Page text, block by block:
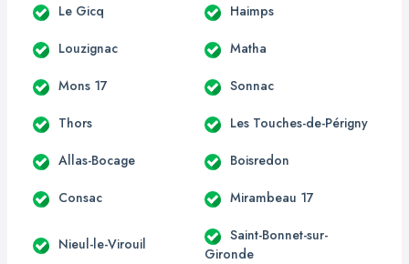
Le Gicq Haimps
Louzignac Matha
Mons 17 Sonnac
Thors Les Touches-de-Périgny
Allas-Bocage Boisredon
Consac Mirambeau 17
Nieul-le-Virouil
Saint-Bonnet-sur-
Gironde